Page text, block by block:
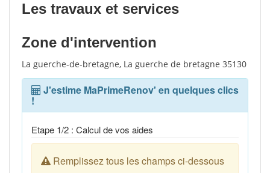
Les travaux et services
Zone d'intervention
La guerche-de-bretagne, La guerche de bretagne 35130